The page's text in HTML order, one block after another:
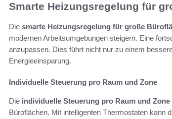
Smarte Heizungsregelung für
Die smarte Heizungsregelung für große
modernen Arbeitsumgebungen steigern. Eine
anzupassen. Dies führt nicht nur zu einem
Energieeinsparung.
Individuelle Steuerung pro Raum und Zone
Die individuelle Steuerung pro Raum und Zone
Büroflächen. Mit intelligenten Thermostaten kann